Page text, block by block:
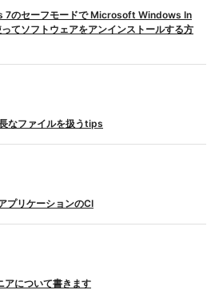
7のセーフモードで Microsoft Windows In
てソフトウェアをアンインストールする方
なファイルを扱うtips
プリケーションのCI
アについて書きます